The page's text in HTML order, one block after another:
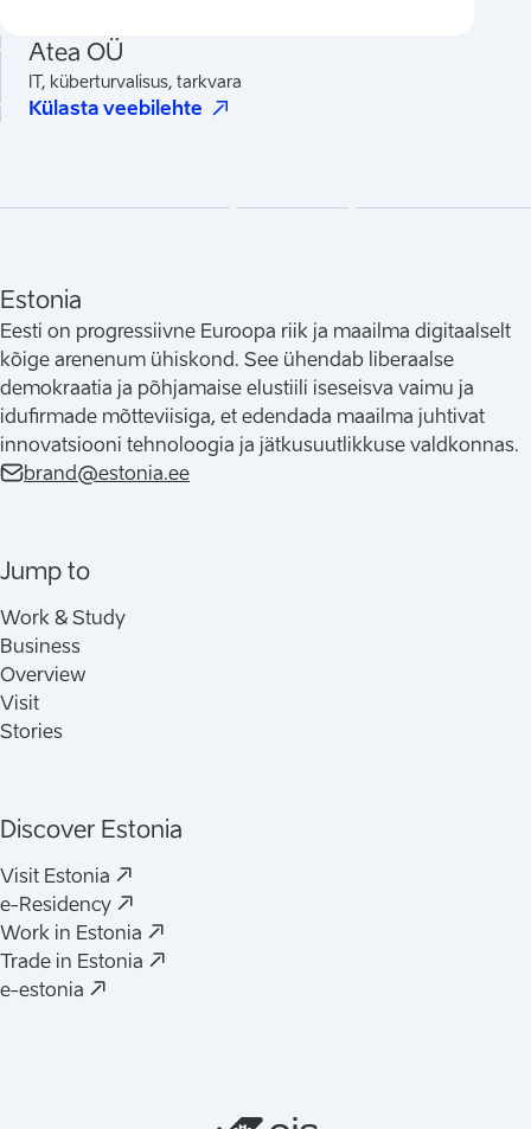
Atea OÜ
IT, küberturvalisus, tarkvara
Külasta veebilehte
Estonia
Eesti on progressiivne Euroopa riik ja maailma digitaalselt
kõige arenenum ühiskond. See ühendab liberaalse
demokraatia ja põhjamaise elustiili iseseisva vaimu ja
idufirmade mõtteviisiga, et edendada maailma juhtivat
innovatsiooni tehnoloogia ja jätkusuutlikkuse valdkonnas.
brand@estonia.ee
Jump to
Work & Study
Business
Overview
Visit
Stories
Discover Estonia
Visit Estonia (
e-Residency
(
Work in Estonia
(
Trade in Estonia
(
e-estonia
(